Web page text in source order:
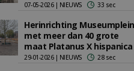
07-05-2026 | NIEUWS 33 sec
Herinrichting Museumplein
met meer dan 40 grote
maat Platanus X hispanica
29-01-2026 | NIEUWS 28 sec